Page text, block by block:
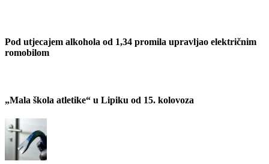
Pod utjecajem alkohola od 1,34 promila upravljao električnim
romobilom
„Mala škola atletike“ u Lipiku od 15. kolovoza